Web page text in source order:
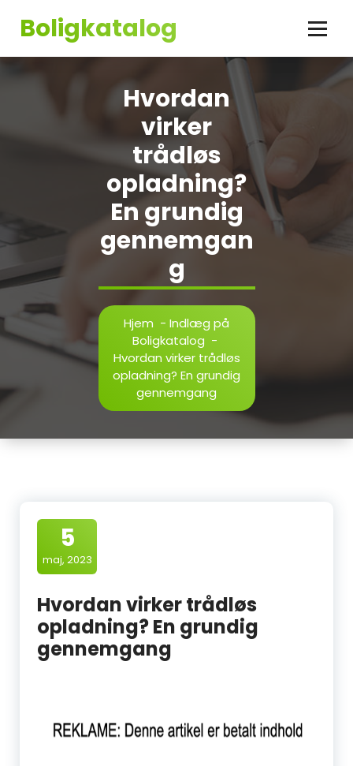
Boligkatalog
Hvordan
virker
trådløs
opladning?
En grundig
gennemgan
g
Hjem - Indlæg på
Boligkatalog -
Hvordan virker trådløs
opladning? En grundig
gennemgang
5
maj, 2023
Hvordan virker trådløs
opladning? En grundig
gennemgang